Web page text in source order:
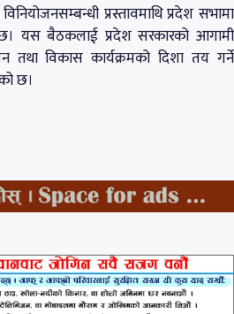
प्रस्तावमाथि प्रदेश सभामा
यस बैठकलाई प्रदेश सरकारको आगामी
तथा विकास कार्यक्रमको दिशा तय गर्ने
छ।